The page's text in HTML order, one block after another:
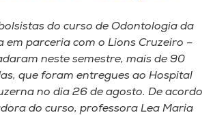
do curso de Odontologia da
em parceria com o Lions Cruzeiro –
neste semestre, mais de 90
que foram entregues ao Hospital
no dia 26 de agosto. De acordo
do curso, professora Lea Maria